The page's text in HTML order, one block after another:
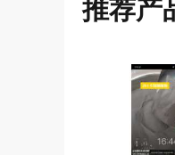
推荐产